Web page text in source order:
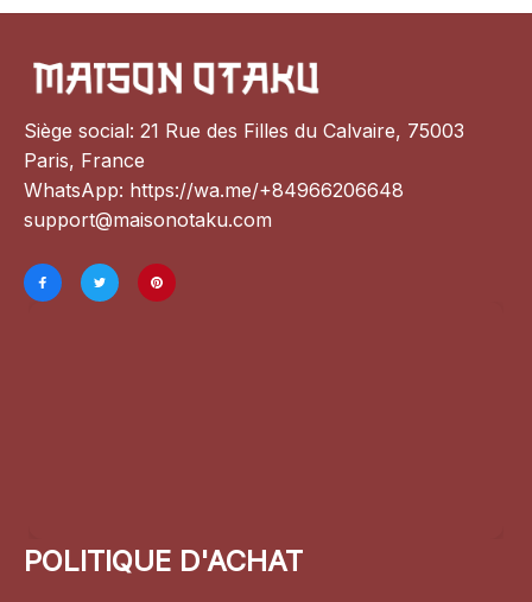
Siège social: 21 Rue des Filles du Calvaire, 75003
Paris, France
WhatsApp: https://wa.me/+84966206648
support@maisonotaku.com
POLITIQUE D'ACHAT